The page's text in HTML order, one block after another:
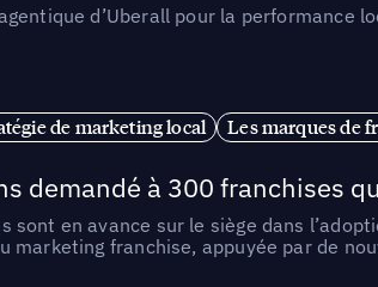
d’Uberall pour la
de marketing local Les marques de
demandé à 300 franchises
sont en avance sur le siège dans
marketing franchise, appuyée par de